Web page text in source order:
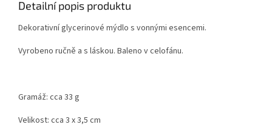
Detailní popis produktu
Dekorativní glycerinové mýdlo s vonnými esencemi.
Vyrobeno ručně a s láskou. Baleno v celofánu.
Gramáž: cca 33 g
Velikost: cca 3 x 3,5 cm